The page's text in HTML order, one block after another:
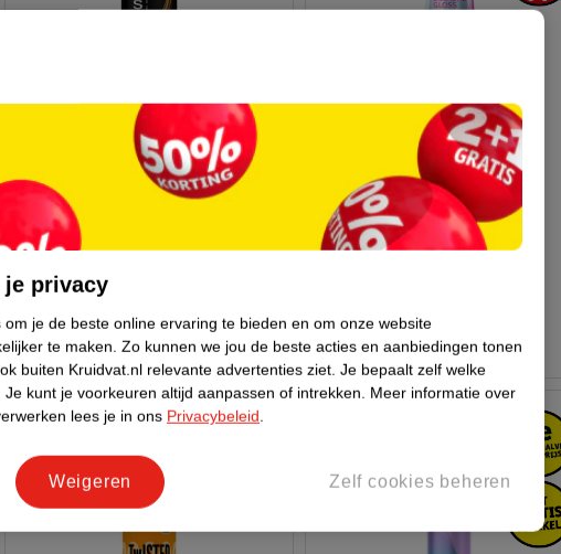
SYOSS Curl Control Haarmousse
250ml
NIVEA Hold 4 Diamond Gloss
Care Styling Mousse
150ml
je privacy
om je de beste online ervaring te bieden en om onze website
te maken. Zo kunnen we jou de beste acties en aanbiedingen tonen
buiten Kruidvat.nl relevante advertenties ziet. Je bepaalt zelf welke
Je kunt je voorkeuren altijd aanpassen of intrekken. Meer informatie over
lees je in ons Privacybeleid.
Zelf cookies beheren
Weigeren